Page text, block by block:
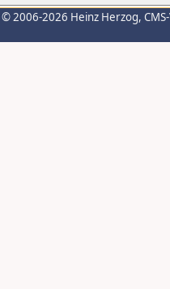
© 2006-2026 Heinz Herzog,